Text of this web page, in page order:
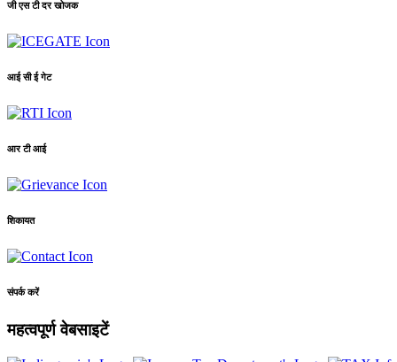
जी एस टी दर खोजक
आई सी ई गेट
आर टी आई
शिकायत
संपर्क करें
महत्वपूर्ण वेबसाइटें